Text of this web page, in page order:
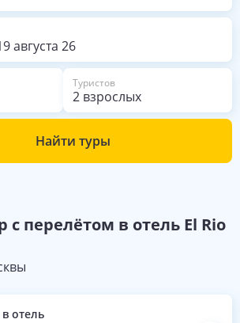
августа 26
Туристов
2 взрослых
Найти туры
с перелётом в отель El Rio
отель